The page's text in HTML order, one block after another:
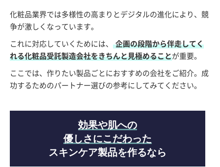
化粧品業界では多様性の高まりとデジタルの進化により、競
争が激しくなっています。
これに対応していくためには、
企画の段階から伴走してく
れる化粧品受託製造会社をきちんと見極めることが重要。
ここでは、作りたい製品ごとにおすすめの会社をご紹介。成
功するためのパートナー選びの参考にしてみてください。
効果や肌への
優しさにこだわった
スキンケア製品を作るなら